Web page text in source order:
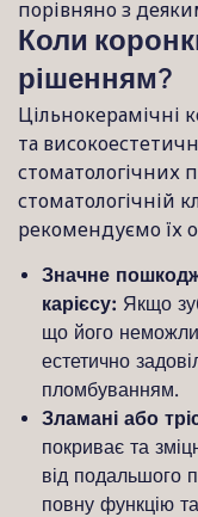
порівняно з
Коли
рішенням?
Цільнокерамічні
та
стоматологічних
стоматологічній
рекомендуємо їх
Значне
карієсу: Якщо
що його
естетично
пломбуванням.
Зламані або
покриває та
від подальшого
повну функцію